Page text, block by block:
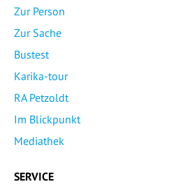
Zur Person
Zur Sache
Bustest
Karika-tour
RA Petzoldt
Im Blickpunkt
Mediathek
SERVICE